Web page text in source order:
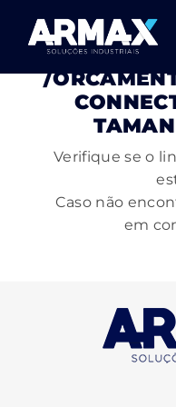
PÁGINA
/
Verifique se o
Caso não
em